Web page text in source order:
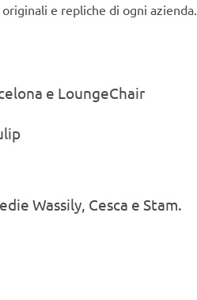
e repliche di ogni azienda.
e LoungeChair
Wassily, Cesca e Stam.